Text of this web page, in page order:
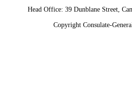
Head Office: 39 Dunblane Street,
Copyright Consulate-